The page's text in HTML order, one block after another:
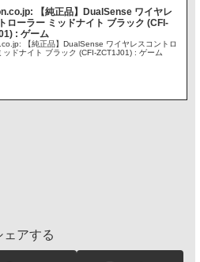
【純正品】DualSense ワイヤレ
ローラー ミッドナイト ブラック (CFI-
: ゲーム
【純正品】DualSense ワイヤレスコントロ
ッドナイト ブラック (CFI-ZCT1J01) : ゲーム
ェアする